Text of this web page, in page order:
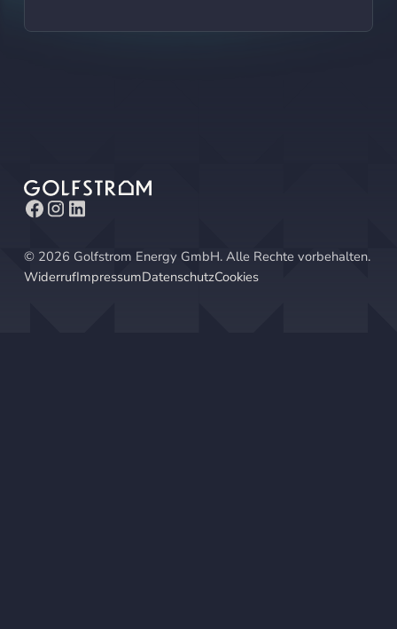
© 2026 Golfstrom Energy GmbH. Alle Rechte vorbehalten.
WiderrufImpressumDatenschutzCookies